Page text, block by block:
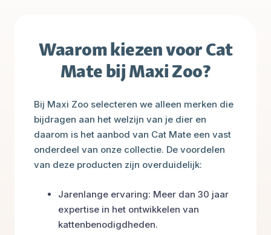
Waarom kiezen voor Cat
Mate bij Maxi Zoo?
Bij Maxi Zoo selecteren we alleen merken die
bijdragen aan het welzijn van je dier en
daarom is het aanbod van Cat Mate een vast
onderdeel van onze collectie. De voordelen
van deze producten zijn overduidelijk:
Jarenlange ervaring: Meer dan 30 jaar
expertise in het ontwikkelen van
kattenbenodigdheden.